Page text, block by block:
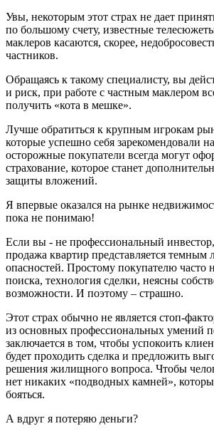
Увы, некоторым этот страх не дает
по большому счету, известные
маклеров касаются, скорее,
частников.
Обращаясь к такому специалисту, вы
и риск, при работе с частным маклером
получить «кота в мешке».
Лучше обратиться к крупным игрокам
которые успешно себя зарекомендовали
осторожные покупатели всегда могут
страхование, которое станет
защиты вложений.
Я впервые оказался на рынке
пока не понимаю!
Если вы - не профессиональный
продажа квартир представляется
опасностей. Простому покупателю часто
поиска, технология сделки, неясны
возможности. И поэтому – страшно.
Этот страх обычно не является стоп-
из основных профессиональных умений
заключается в том, чтобы успокоить
будет проходить сделка и предложить
решения жилищного вопроса. Чтобы
нет никаких «подводных камней»,
бояться.
А вдруг я потеряю деньги?